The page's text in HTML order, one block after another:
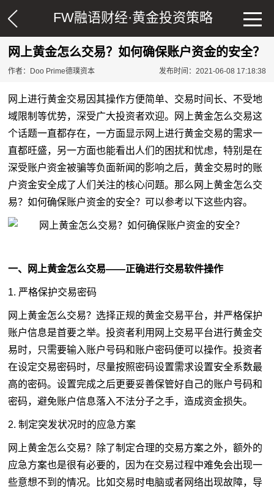
FW融语财经·黄金投资策略
网上黄金怎么交易？如何确保账户资金的安全？
作者：Doo Prime德璞资本 发布时间：2021-06-08 17:18:38
网上进行黄金交易因其操作方便简单、交易时间长、不受地
域限制等优势，深受广大投资者欢迎。网上黄金怎么交易这
个话题一直都存在，一方面显示网上进行黄金交易的需求一
直都旺盛，另一方面也能看出人们的困扰和忧虑，特别是在
深受账户资金被骗等负面新闻的影响之后，黄金交易时的账
户资金安全成了人们关注的核心问题。那么网上黄金怎么交
易？如何确保账户资金的安全？可以参考以下这些内容。
一、网上黄金怎么交易——正确进行交易软件操作
1. 严格保护交易密码
网上黄金怎么交易？选择正规的黄金交易平台，并严格保护
账户信息是首要之举。投资者利用网上交易平台进行黄金交
易时，只需要输入账户号码和账户密码便可以操作。投资者
在设定交易密码时，尽量按照密码设置需求设置安全系数最
高的密码。设置完成之后更要妥善保管好自己的账户号码和
密码，避免账户信息落入不法分子之手，造成资金损失。
2. 制定突发状况时的应急方案
网上黄金怎么交易？除了制定合理的交易方案之外，额外的
应急方案也是很有必要的，因为在交易过程中难免会出现一
些意想不到的情况。比如交易时电脑或者网络出现故障，导